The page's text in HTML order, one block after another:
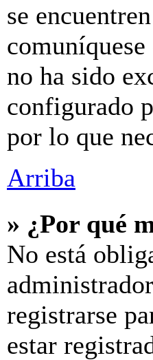
se
no ha sido
configurado
por lo que
Arriba
» ¿Por qué
No está
registrarse
estar